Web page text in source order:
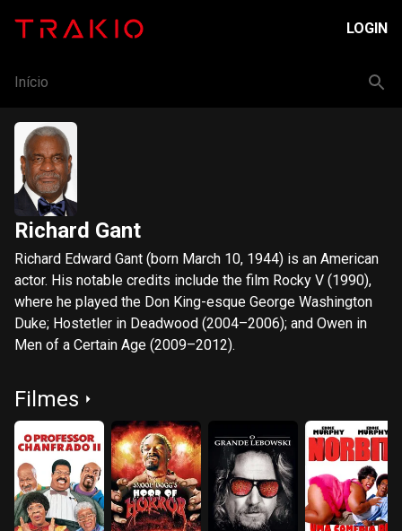
LOGIN
Início
Richard Gant
Richard Edward Gant (born March 10, 1944) is an American
actor. His notable credits include the film Rocky V (1990),
where he played the Don King-esque George Washington
Duke; Hostetler in Deadwood (2004–2006); and Owen in
Men of a Certain Age (2009–2012).
Filmes